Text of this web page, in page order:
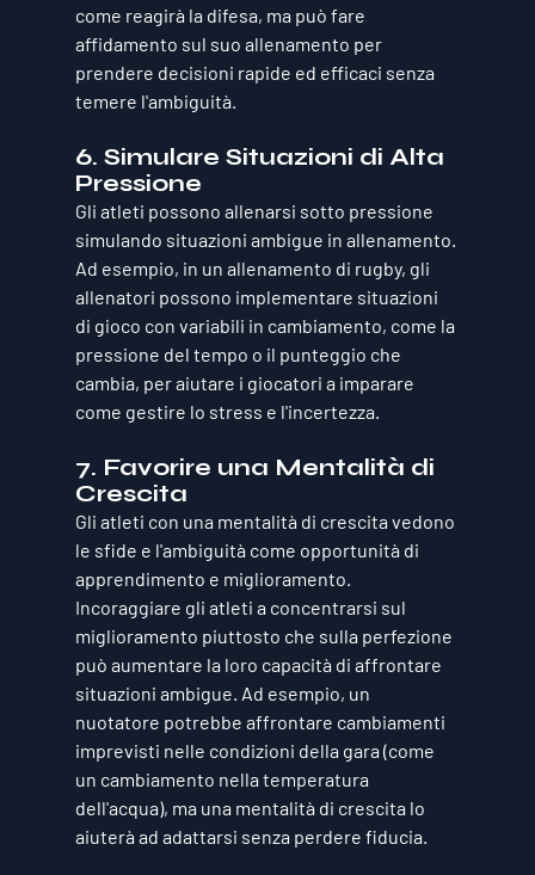
come reagirà la difesa, ma può fare
affidamento sul suo allenamento per
prendere decisioni rapide ed efficaci senza
temere l'ambiguità.
6. Simulare Situazioni di Alta
Pressione
Gli atleti possono allenarsi sotto pressione
simulando situazioni ambigue in allenamento.
Ad esempio, in un allenamento di rugby, gli
allenatori possono implementare situazioni
di gioco con variabili in cambiamento, come la
pressione del tempo o il punteggio che
cambia, per aiutare i giocatori a imparare
come gestire lo stress e l'incertezza.
7. Favorire una Mentalità di
Crescita
Gli atleti con una mentalità di crescita vedono
le sfide e l'ambiguità come opportunità di
apprendimento e miglioramento.
Incoraggiare gli atleti a concentrarsi sul
miglioramento piuttosto che sulla perfezione
può aumentare la loro capacità di affrontare
situazioni ambigue. Ad esempio, un
nuotatore potrebbe affrontare cambiamenti
imprevisti nelle condizioni della gara (come
un cambiamento nella temperatura
dell'acqua), ma una mentalità di crescita lo
aiuterà ad adattarsi senza perdere fiducia.